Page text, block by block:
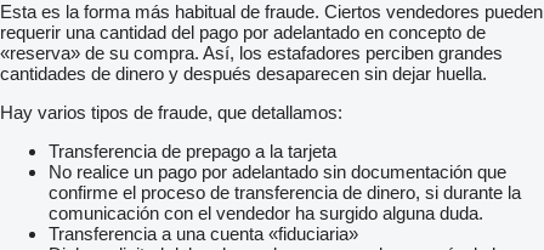
Esta es la forma más habitual de fraude. Ciertos vendedores pueden
requerir una cantidad del pago por adelantado en concepto de
«reserva» de su compra. Así, los estafadores perciben grandes
cantidades de dinero y después desaparecen sin dejar huella.
Hay varios tipos de fraude, que detallamos:
Transferencia de prepago a la tarjeta
No realice un pago por adelantado sin documentación que
confirme el proceso de transferencia de dinero, si durante la
comunicación con el vendedor ha surgido alguna duda.
Transferencia a una cuenta «fiduciaria»